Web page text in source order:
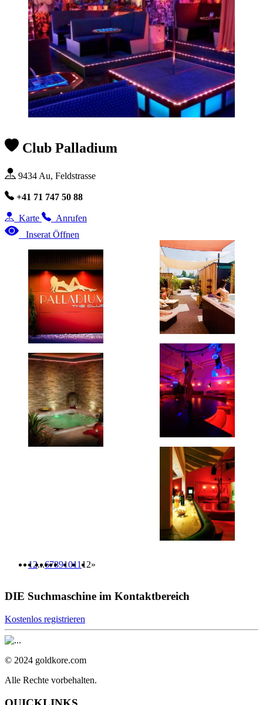
Club Palladium
9434 Au, Feldstrasse
+41 71 747 50 88
Karte
Anrufen
Inserat Öffnen
1 2...6789101112»
DIE Suchmaschine im Kontaktbereich
Kostenlos registrieren
© 2024 goldkore.com
Alle Rechte vorbehalten.